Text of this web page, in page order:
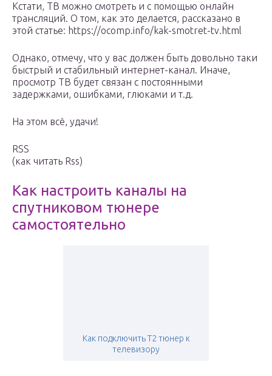
Кстати, ТВ можно смотреть и с помощью онлайн
трансляций. О том, как это делается, рассказано в
этой статье: https://ocomp.info/kak-smotret-tv.html
Однако, отмечу, что у вас должен быть довольно таки
быстрый и стабильный интернет-канал. Иначе,
просмотр ТВ будет связан с постоянными
задержками, ошибками, глюками и т.д.
На этом всё, удачи!
RSS
(как читать Rss)
Как настроить каналы на
спутниковом тюнере
самостоятельно
Как подключить Т2 тюнер к
телевизору